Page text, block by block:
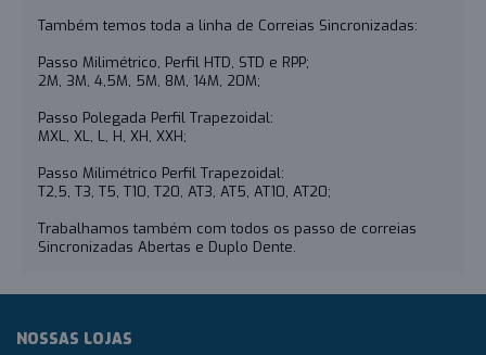
Também temos toda a linha de Correias Sincronizadas:
Passo Milimétrico, Perfil HTD, STD e RPP;
2M, 3M, 4,5M, 5M, 8M, 14M, 20M;
Passo Polegada Perfil Trapezoidal:
MXL, XL, L, H, XH, XXH;
Passo Milimétrico Perfil Trapezoidal:
T2,5, T3, T5, T10, T20, AT3, AT5, AT10, AT20;
Trabalhamos também com todos os passo de correias
Sincronizadas Abertas e Duplo Dente.
NOSSAS LOJAS